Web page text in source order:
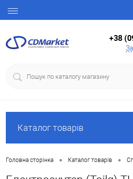
+38
Каталог товарів
Головна сторінка • Каталог товарів •